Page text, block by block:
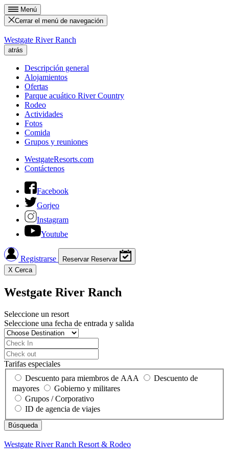
Menú
Cerrar el menú de navegación
Westgate River Ranch
atrás
Descripción general
Alojamientos
Ofertas
Parque acuático River Country
Rodeo
Actividades
Fotos
Comida
Grupos y reuniones
WestgateResorts.com
Contáctenos
Facebook
Gorjeo
Instagram
Youtube
Registrarse Reservar Reservar
X Cerca
Westgate River Ranch
Seleccione un resort
Seleccione una fecha de entrada y salida
Tarifas especiales
Descuento para miembros de AAA
Descuento de
mayores
Gobierno y militares
Grupos / Corporativo
ID de agencia de viajes
Westgate River Ranch Resort & Rodeo